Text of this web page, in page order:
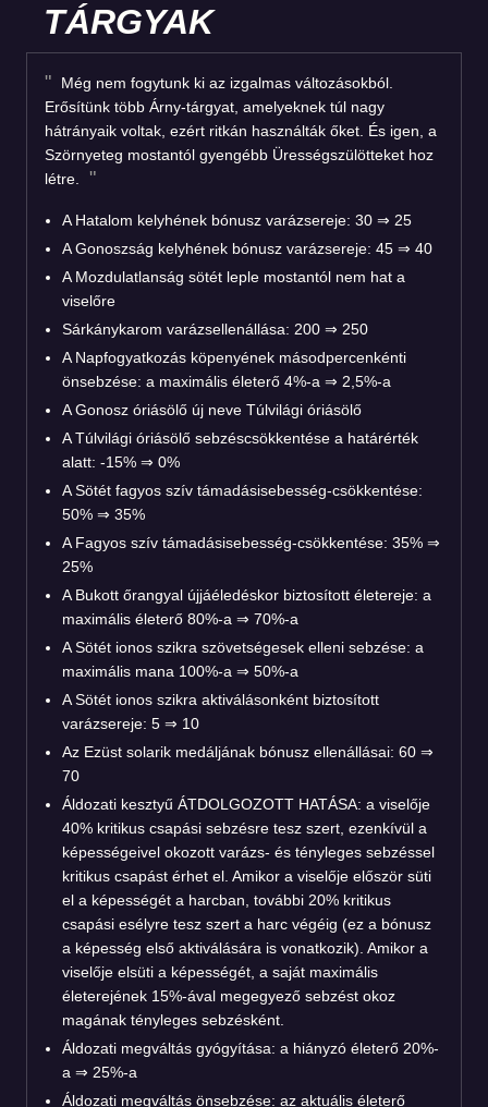
TÁRGYAK
Még nem fogytunk ki az izgalmas változásokból.
Erősítünk több Árny-tárgyat, amelyeknek túl nagy
hátrányaik voltak, ezért ritkán használták őket. És igen, a
Szörnyeteg mostantól gyengébb Ürességszülötteket hoz
létre.
A Hatalom kelyhének bónusz varázsereje: 30 ⇒ 25
A Gonoszság kelyhének bónusz varázsereje: 45 ⇒ 40
A Mozdulatlanság sötét leple mostantól nem hat a
viselőre
Sárkánykarom varázsellenállása: 200 ⇒ 250
A Napfogyatkozás köpenyének másodpercenkénti
önsebzése: a maximális életerő 4%-a ⇒ 2,5%-a
A Gonosz óriásölő új neve Túlvilági óriásölő
A Túlvilági óriásölő sebzéscsökkentése a határérték
alatt: -15% ⇒ 0%
A Sötét fagyos szív támadásisebesség-csökkentése:
50% ⇒ 35%
A Fagyos szív támadásisebesség-csökkentése: 35% ⇒
25%
A Bukott őrangyal újjáéledéskor biztosított életereje: a
maximális életerő 80%-a ⇒ 70%-a
A Sötét ionos szikra szövetségesek elleni sebzése: a
maximális mana 100%-a ⇒ 50%-a
A Sötét ionos szikra aktiválásonként biztosított
varázsereje: 5 ⇒ 10
Az Ezüst solarik medáljának bónusz ellenállásai: 60 ⇒
70
Áldozati kesztyű ÁTDOLGOZOTT HATÁSA: a viselője
40% kritikus csapási sebzésre tesz szert, ezenkívül a
képességeivel okozott varázs- és tényleges sebzéssel
kritikus csapást érhet el. Amikor a viselője először süti
el a képességét a harcban, további 20% kritikus
csapási esélyre tesz szert a harc végéig (ez a bónusz
a képesség első aktiválására is vonatkozik). Amikor a
viselője elsüti a képességét, a saját maximális
életerejének 15%-ával megegyező sebzést okoz
magának tényleges sebzésként.
Áldozati megváltás gyógyítása: a hiányzó életerő 20%-
a ⇒ 25%-a
Áldozati megváltás önsebzése: az aktuális életerő